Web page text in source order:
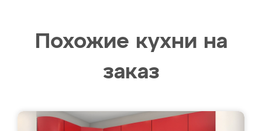
Похожие кухни на
заказ